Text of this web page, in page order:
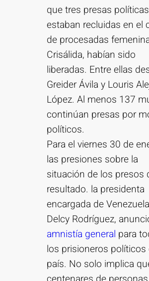
que tres presas
estaban recluidas en el
de procesadas
Crisálida, habían sido
liberadas. Entre ellas
Greider Ávila y Louris
López. Al menos 137
continúan presas por
políticos.
Para el viernes 30 de
las presiones sobre la
situación de los presos
resultado. la presidenta
encargada de
Delcy Rodríguez,
amnistía general para
los prisioneros políticos
país. No solo implica